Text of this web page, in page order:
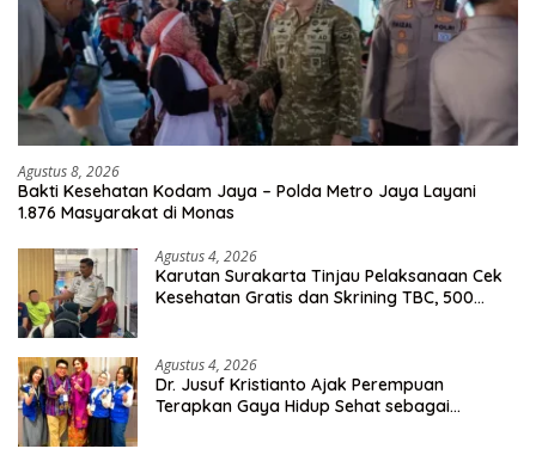
Agustus 8, 2026
Bakti Kesehatan Kodam Jaya – Polda Metro Jaya Layani
1.876 Masyarakat di Monas
Agustus 4, 2026
Karutan Surakarta Tinjau Pelaksanaan Cek
Kesehatan Gratis dan Skrining TBC, 500
Agustus 4, 2026
Dr. Jusuf Kristianto Ajak Perempuan
Terapkan Gaya Hidup Sehat sebagai